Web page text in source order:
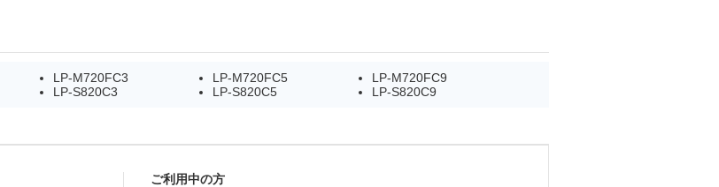
LP-M720FC3 LP-M720FC5
LP-M720FC9
LP-S820C3 LP-S820C5 LP-S820C9
ご利用中の方